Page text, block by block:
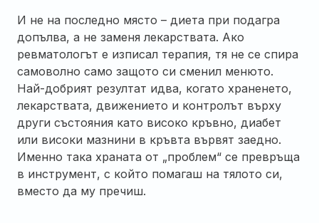
И не на последно място – диета при подагра
допълва, а не заменя лекарствата. Ако
ревматологът е изписал терапия, тя не се спира
самоволно само защото си сменил менюто.
Най-добрият резултат идва, когато храненето,
лекарствата, движението и контролът върху
други състояния като високо кръвно, диабет
или високи мазнини в кръвта вървят заедно.
Именно така храната от „проблем“ се превръща
в инструмент, с който помагаш на тялото си,
вместо да му пречиш.